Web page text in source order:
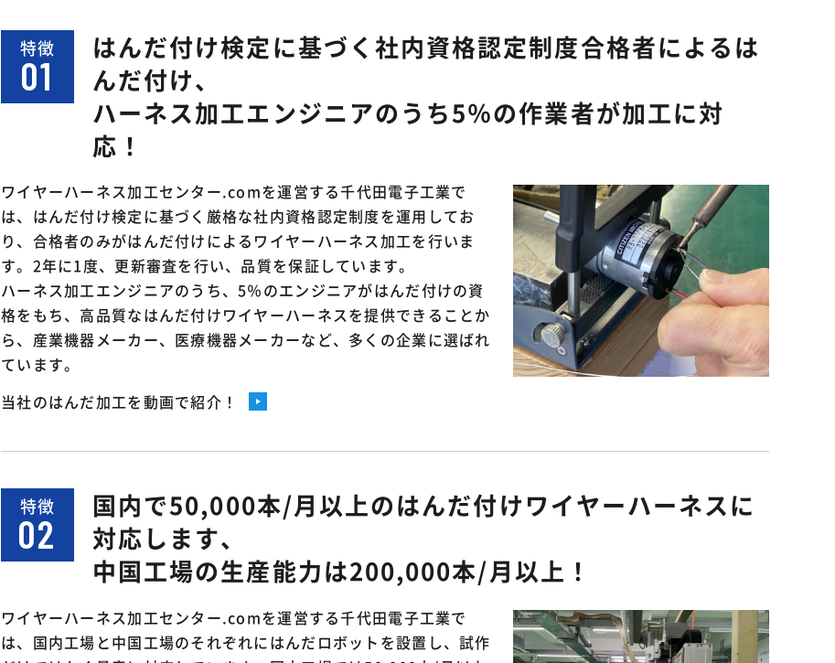
特徴
01
はんだ付け検定に基づく社内資格認定制度合格者によるは
んだ付け、
ハーネス加工エンジニアのうち5％の作業者が加工に対
応！
ワイヤーハーネス加工センター.comを運営する千代田電子工業で
は、はんだ付け検定に基づく厳格な社内資格認定制度を運用してお
り、合格者のみがはんだ付けによるワイヤーハーネス加工を行いま
す。2年に1度、更新審査を行い、品質を保証しています。
ハーネス加工エンジニアのうち、5％のエンジニアがはんだ付けの資
格をもち、高品質なはんだ付けワイヤーハーネスを提供できることか
ら、産業機器メーカー、医療機器メーカーなど、多くの企業に選ばれ
ています。
当社のはんだ加工を動画で紹介！
特徴
02
国内で50,000本/月以上のはんだ付けワイヤーハーネスに
対応します、
中国工場の生産能力は200,000本/月以上！
ワイヤーハーネス加工センター.comを運営する千代田電子工業で
は、国内工場と中国工場のそれぞれにはんだロボットを設置し、試作